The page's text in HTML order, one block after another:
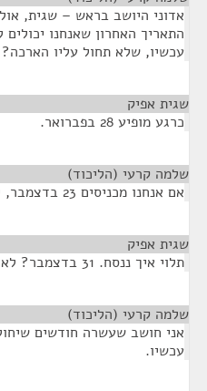
אדוני היושב בראש – שגית,
התאריך האחרון שאנחנו
עכשיו, שלא תחול עליו הארכה? 23 בדצמבר?
שגית אפיק
כרגע מופיע 28 בפברואר.
שלמה קרעי (הליכוד)
אם אנחנו מכניסים 23 בדצמבר, לא חל על זה סעיף 38?
שגית אפיק
תלוי איך ננסח. 31 בדצמבר? לא. לא יחול.
שלמה קרעי (הליכוד)
אני חושב שעשרה חודשים
עכשיו.